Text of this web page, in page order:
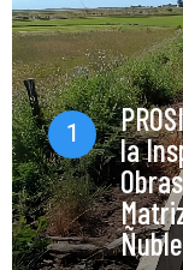
1
la
Ñuble